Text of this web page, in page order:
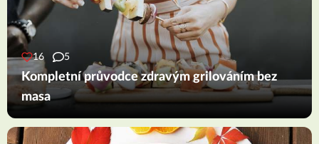
16 5
Kompletní průvodce zdravým grilováním bez
masa